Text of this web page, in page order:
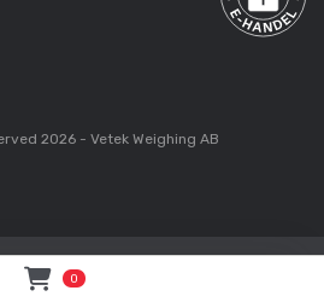
2026 - Vetek Weighing AB
0